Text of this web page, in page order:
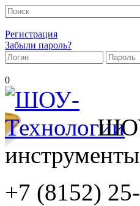
Регистрация
Забыли пароль?
0
+7 (8152)